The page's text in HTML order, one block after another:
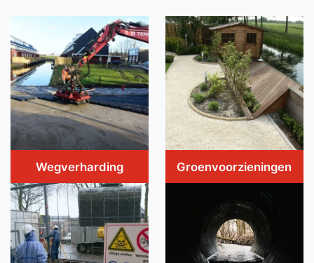
Wegverharding Groenvoorzieningen